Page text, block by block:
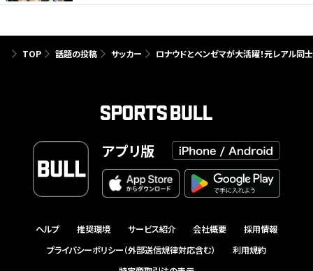
TOP 話題の投稿 サッカー ロナウドとベンゼマが大活躍！元レアル同
アプリ版
ヘルプ 推奨環境 サービス紹介 会社概要
採用情報
プライバシーポリシー（外部送信規律対応含む）
利用規約